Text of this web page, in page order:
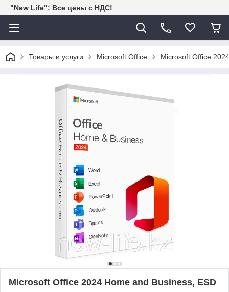
"New Life": Все цены с НДС!
Товары и услуги Microsoft Office Microsoft Office
Microsoft Office 2024 Home and Business, ESD